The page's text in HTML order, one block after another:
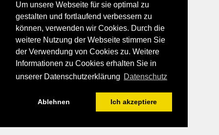
Um unsere Webseite für sie optimal zu
gestalten und fortlaufend verbessern zu
können, verwenden wir Cookies. Durch die
weitere Nutzung der Webseite stimmen Sie
der Verwendung von Cookies zu. Weitere
Informationen zu Cookies erhalten Sie in
unserer Datenschutzerklärung Datenschutz
Ablehnen Ich akzeptiere